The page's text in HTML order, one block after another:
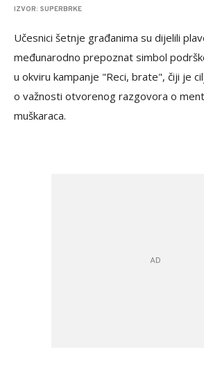
IZVOR: SUPERBRKE
Učesnici šetnje građanima su dijelili
međunarodno prepoznat simbol
u okviru kampanje "Reci, brate", čiji je
o važnosti otvorenog razgovora o
muškaraca.